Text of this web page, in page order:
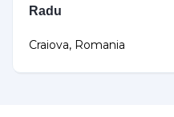
Radu
Craiova, Romania